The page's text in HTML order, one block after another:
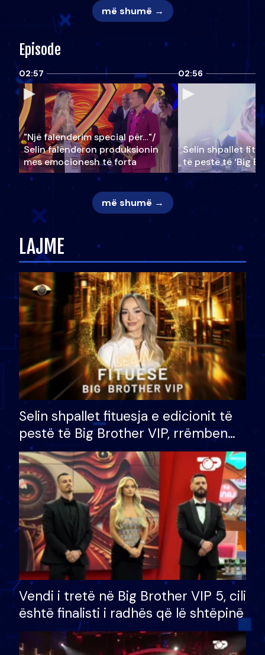
më shumë →
Episode
02:57
"Një falenderim special për…"/
Selin falënderon produksionin
mes emocionesh të forta
02:56
Selin shpallet
të pestë të ‘Big
më shumë →
LAJME
Selin shpallet fituesja e edicionit të
pestë të Big Brother VIP, rrëmben
çmimin e madh prej 100 mijë eurosh
Vendi i tretë në Big Brother VIP 5, cili
është finalisti i radhës që lë shtëpinë